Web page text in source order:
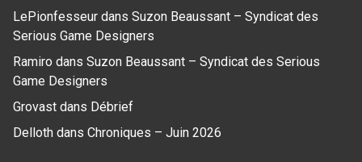
LePionfesseur dans Suzon Beaussant – Syndicat des
Serious Game Designers
Ramiro dans Suzon Beaussant – Syndicat des Serious
Game Designers
Grovast dans Débrief
Delloth dans Chroniques – Juin 2026